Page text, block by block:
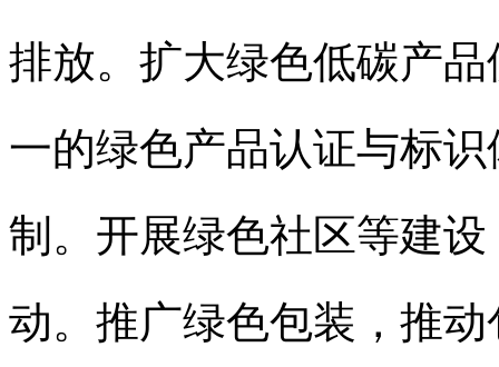
排放。扩大绿色低碳产
一的绿色产品认证与标
制。开展绿色社区等建
动。推广绿色包装，推